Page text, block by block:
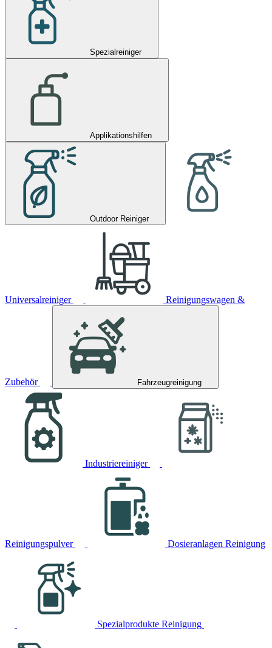
Spezialreiniger
Applikationshilfen
Outdoor Reiniger
Universalreiniger Reinigungswagen &
Zubehör Fahrzeugreinigung
Industriereiniger
Reinigungspulver Dosieranlagen Reinigung
Spezialprodukte Reinigung